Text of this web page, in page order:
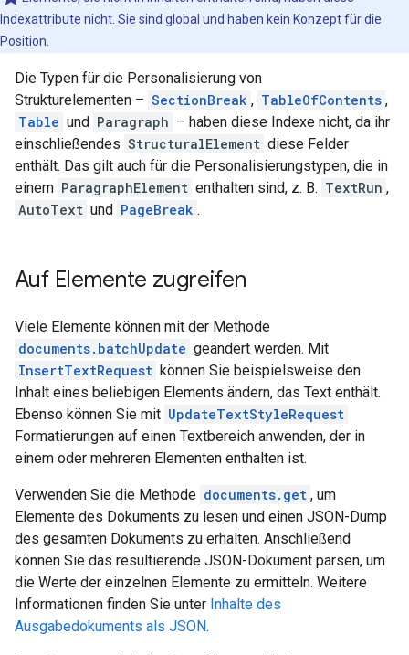
Indexattribute nicht. Sie sind global und haben kein Konzept für die
Position.
Die Typen für die Personalisierung von
Strukturelementen – SectionBreak , TableOfContents ,
Table und Paragraph – haben diese Indexe nicht, da ihr
einschließendes StructuralElement diese Felder
enthält. Das gilt auch für die Personalisierungstypen, die in
einem ParagraphElement enthalten sind, z. B. TextRun ,
AutoText und PageBreak .
Auf Elemente zugreifen
Viele Elemente können mit der Methode
documents.batchUpdate geändert werden. Mit
InsertTextRequest können Sie beispielsweise den
Inhalt eines beliebigen Elements ändern, das Text enthält.
Ebenso können Sie mit UpdateTextStyleRequest
Formatierungen auf einen Textbereich anwenden, der in
einem oder mehreren Elementen enthalten ist.
Verwenden Sie die Methode documents.get , um
Elemente des Dokuments zu lesen und einen JSON-Dump
des gesamten Dokuments zu erhalten. Anschließend
können Sie das resultierende JSON-Dokument parsen, um
die Werte der einzelnen Elemente zu ermitteln. Weitere
Informationen finden Sie unter Inhalte des
Ausgabedokuments als JSON.